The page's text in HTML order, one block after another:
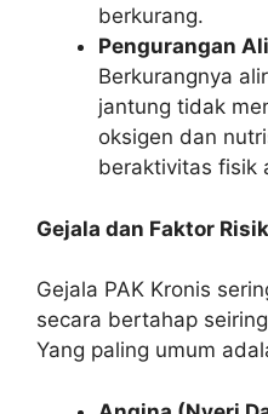
berkurang.
Pengurangan
Berkurangnya
jantung tidak
oksigen dan
beraktivitas fisik
Gejala dan Faktor
Gejala PAK Kronis
secara bertahap
Yang paling umum